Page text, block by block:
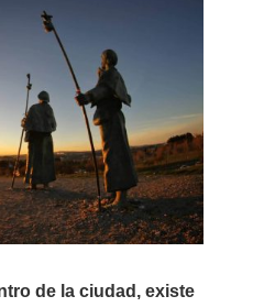
de la ciudad, existe